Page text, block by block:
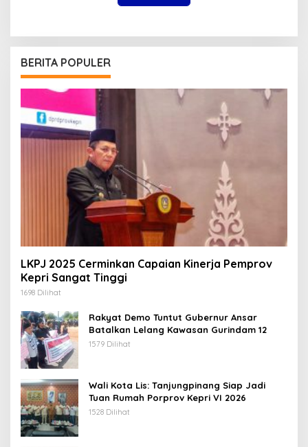
BERITA POPULER
LKPJ 2025 Cerminkan Capaian Kinerja Pemprov
Kepri Sangat Tinggi
1698 Dilihat
Rakyat Demo Tuntut Gubernur Ansar
Batalkan Lelang Kawasan Gurindam 12
1579 Dilihat
Wali Kota Lis: Tanjungpinang Siap Jadi
Tuan Rumah Porprov Kepri VI 2026
1528 Dilihat